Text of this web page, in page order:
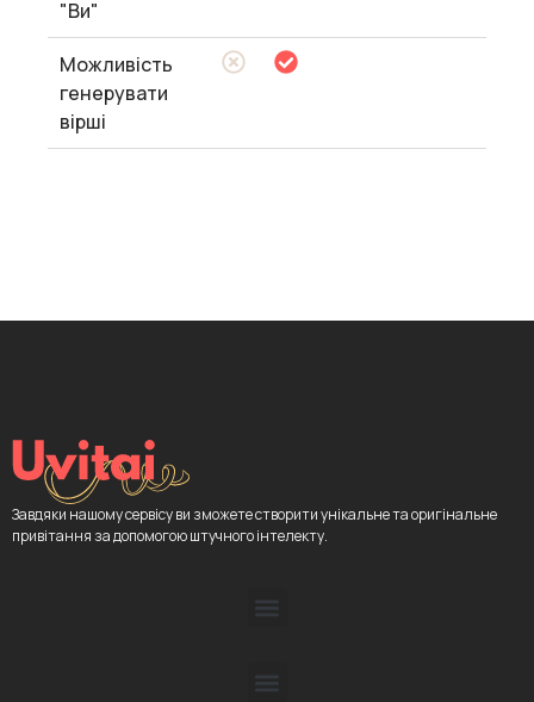
"Ви"
Можливість
генерувати
вірші
Завдяки нашому сервісу ви зможете створити унікальне та оригінальне
привітання за допомогою штучного інтелекту.